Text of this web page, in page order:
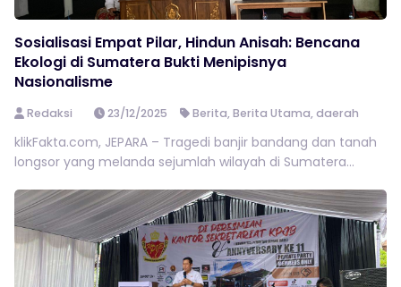
Sosialisasi Empat Pilar, Hindun Anisah: Bencana
Ekologi di Sumatera Bukti Menipisnya
Nasionalisme
Redaksi 23/12/2025 Berita,Berita Utama,daerah
klikFakta.com, JEPARA – Tragedi banjir bandang dan tanah
longsor yang melanda sejumlah wilayah di Sumatera...